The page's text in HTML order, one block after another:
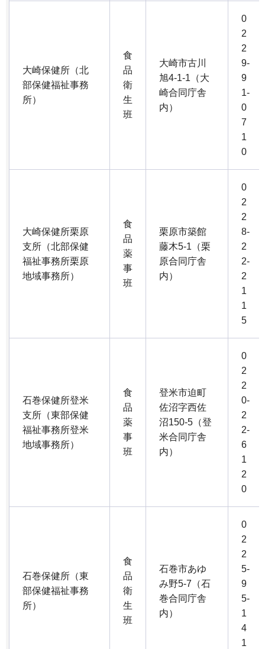
大崎保健所（北
部保健福祉事務
所）
食
品
衛
生
班
大崎市古川
旭4-1-1（大
崎合同庁舎
内）
0
2
2
9-
9
1-
0
7
1
0
大崎保健所栗原
支所（北部保健
福祉事務所栗原
地域事務所）
食
品
薬
事
班
栗原市築館
藤木5-1（栗
原合同庁舎
内）
0
2
2
8-
2
2-
2
1
1
5
石巻保健所登米
支所（東部保健
福祉事務所登米
地域事務所）
食
品
薬
事
班
登米市迫町
佐沼字西佐
沼150-5（登
米合同庁舎
内）
0
2
2
0-
2
2-
6
1
2
0
石巻保健所（東
部保健福祉事務
所）
食
品
衛
生
班
石巻市あゆ
み野5-7（石
巻合同庁舎
内）
0
2
2
5-
9
5-
1
4
1